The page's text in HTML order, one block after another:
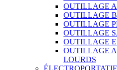
OUTILLAGE
OUTILLAGE
OUTILLAGE
OUTILLAGE
OUTILLAGE
OUTILLAGE
LOURDS
ÉLECTROPORTATIF